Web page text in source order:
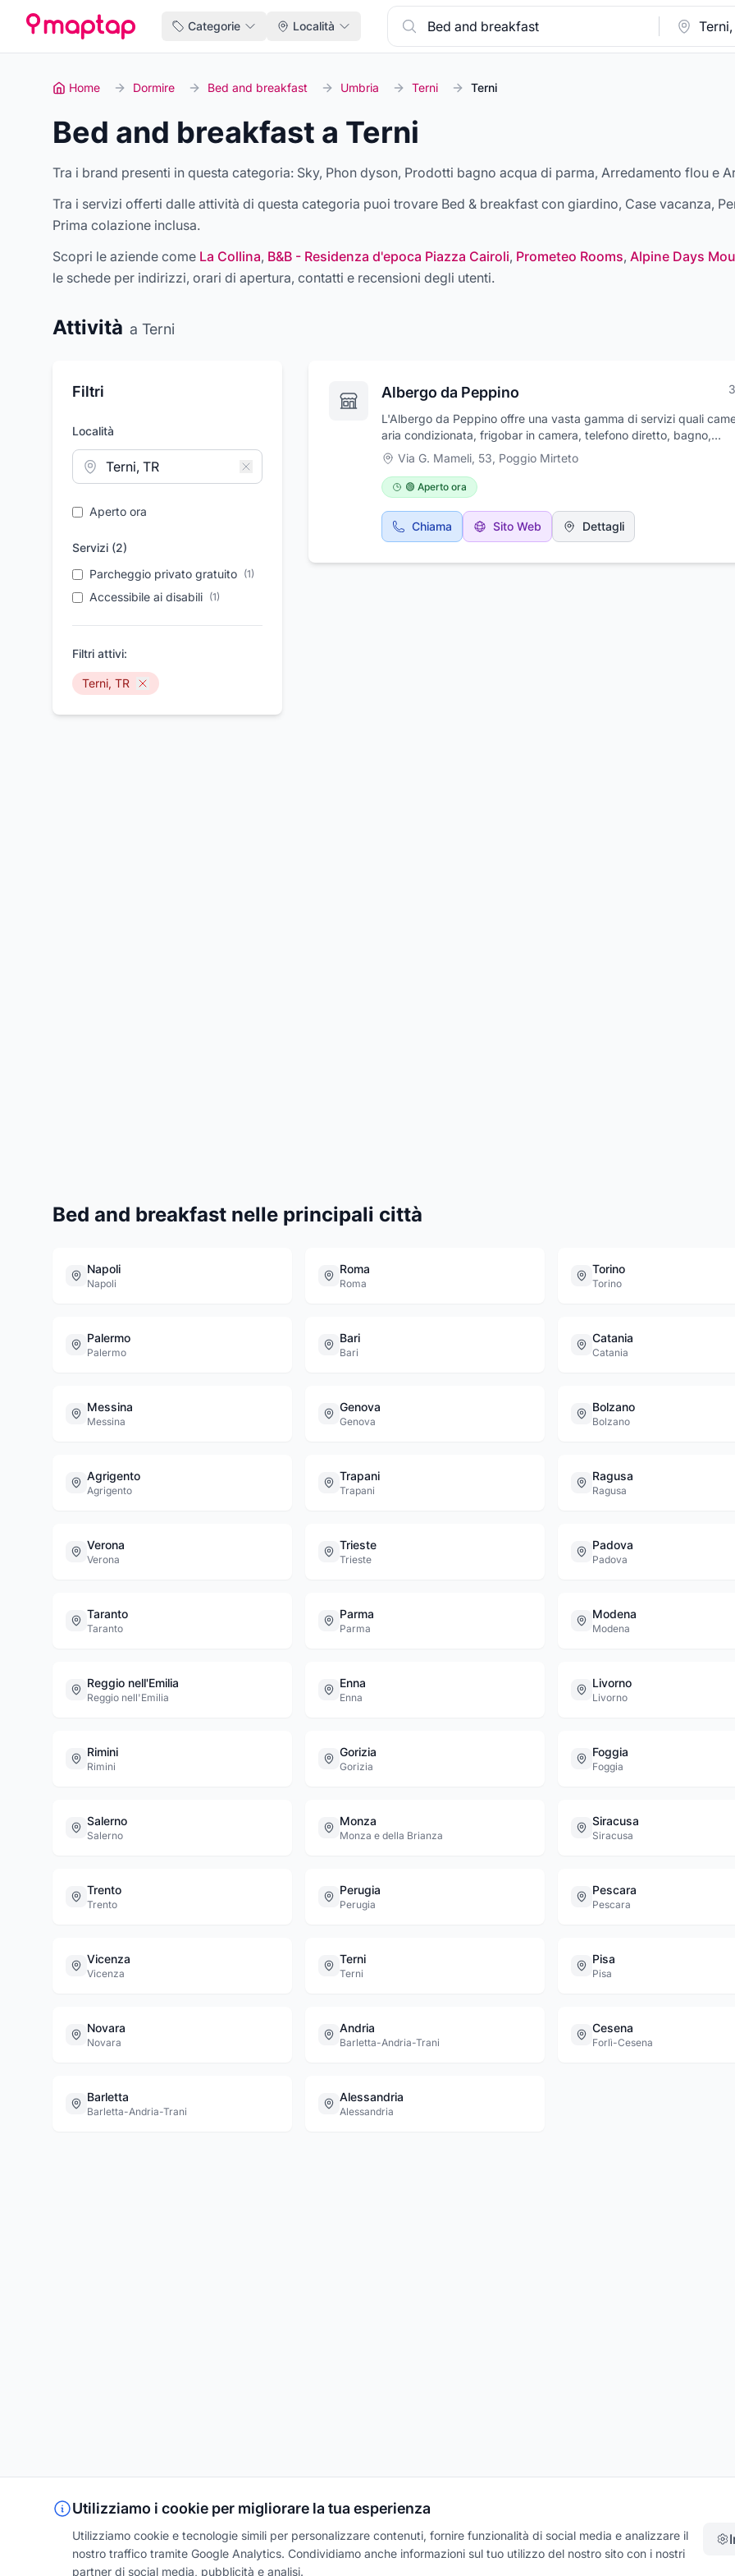
Categorie Località
Home Dormire Bed and breakfast Umbria Terni Terni
Bed and breakfast a Terni
Tra i brand presenti in questa categoria: Sky, Phon dyson, Prodotti bagno acqua di parma, Arredamento flou e
Tra i servizi offerti dalle attività di questa categoria puoi trovare Bed & breakfast con giardino, Case vacanza,
Prima colazione inclusa.
Scopri le aziende come La Collina, B&B - Residenza d'epoca Piazza Cairoli, Prometeo Rooms, Alpine Days
le schede per indirizzi, orari di apertura, contatti e recensioni degli utenti.
Attività a Terni
Filtri
Località
Aperto ora
Servizi (2)
Parcheggio privato gratuito (1)
Accessibile ai disabili (1)
Filtri attivi:
Terni, TR
Albergo da Peppino
L'Albergo da Peppino offre una vasta gamma di servizi quali
aria condizionata, frigobar in camera, telefono diretto, bagno,
asciugacapelli, cassaforte, tv, accesso ad Internet e navetta per la
stazione FF.SS. Dispone di camere per disabili con servizi.
luogo ideale per tutti coloro che desiderano visitare la famosa
Farfa che si trova a pochi chilometri dalla stessa. L'albergo si trova
zona centrale della cittadina di Poggio Mirteto, culla della Sabina,
inoltre un punto strategico anche per coloro che vorrebbero
L'albergo dispone di un parcheggio privato gratuito.
Via G. Mameli, 53, Poggio Mirteto
🟢 Aperto ora
Chiama Sito Web Dettagli
Bed and breakfast nelle principali città
Napoli
Napoli
Roma
Roma
Torino
Torino
Palermo
Palermo
Bari
Bari
Catania
Catania
Messina
Messina
Genova
Genova
Bolzano
Bolzano
Agrigento
Agrigento
Trapani
Trapani
Ragusa
Ragusa
Verona
Verona
Trieste
Trieste
Padova
Padova
Taranto
Taranto
Parma
Parma
Modena
Modena
Reggio nell'Emilia
Reggio nell'Emilia
Enna
Enna
Livorno
Livorno
Rimini
Rimini
Gorizia
Gorizia
Foggia
Foggia
Salerno
Salerno
Monza
Monza e della Brianza
Siracusa
Siracusa
Trento
Trento
Perugia
Perugia
Pescara
Pescara
Vicenza
Vicenza
Terni
Terni
Pisa
Pisa
Novara
Novara
Andria
Barletta-Andria-Trani
Cesena
Forlì-Cesena
Barletta
Barletta-Andria-Trani
Alessandria
Alessandria
Utilizziamo i cookie per migliorare la tua esperienza
Utilizziamo cookie e tecnologie simili per personalizzare contenuti, fornire funzionalità di social media e analizzare il
nostro traffico tramite Google Analytics. Condividiamo anche informazioni sul tuo utilizzo del nostro sito con i nostri
partner di social media, pubblicità e analisi.